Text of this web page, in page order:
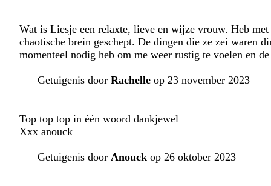
Wat is Liesje een relaxte, lieve en wijze vrouw. Heb
chaotische brein geschept. De dingen die ze zei waren
momenteel nodig heb om me weer rustig te voelen en
Getuigenis door Rachelle op 23 november 2023
Top top top in één woord dankjewel
Xxx anouck
Getuigenis door Anouck op 26 oktober 2023